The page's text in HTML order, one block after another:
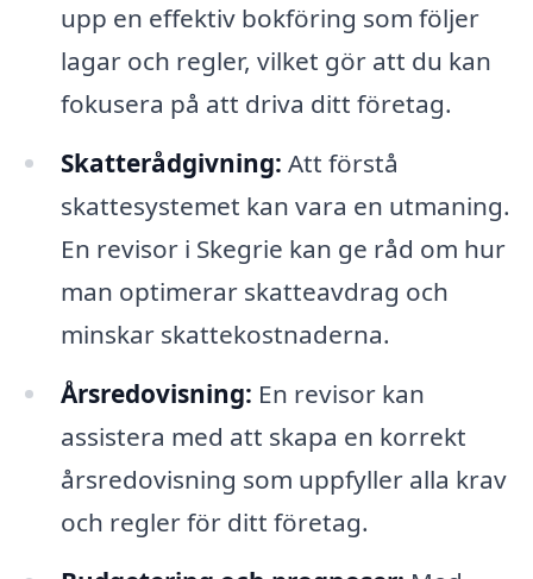
upp en effektiv bokföring som följer
lagar och regler, vilket gör att du kan
fokusera på att driva ditt företag.
Skatterådgivning: Att förstå
skattesystemet kan vara en utmaning.
En revisor i Skegrie kan ge råd om hur
man optimerar skatteavdrag och
minskar skattekostnaderna.
Årsredovisning: En revisor kan
assistera med att skapa en korrekt
årsredovisning som uppfyller alla krav
och regler för ditt företag.